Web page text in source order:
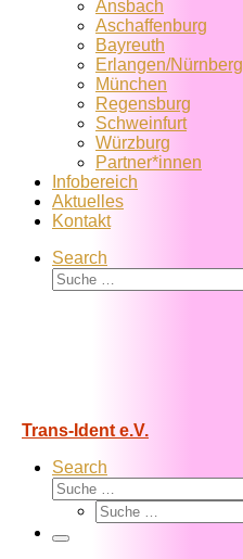
Ansbach
Aschaffenburg
Bayreuth
Erlangen/Nürnberg
München
Regensburg
Schweinfurt
Würzburg
Partner*innen
Infobereich
Aktuelles
Kontakt
Search
Suche
Trans-Ident e.V.
Search
Suche
Suche
Menü